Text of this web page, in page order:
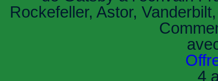
Rockefeller, Astor,
4